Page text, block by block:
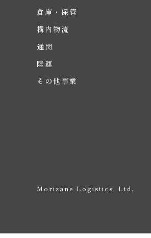
倉庫・保管
構内物流
通関
陸運
その他事業
Morizane Logistics, Ltd.